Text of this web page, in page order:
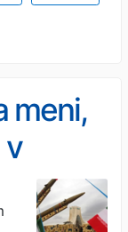
meni,
v